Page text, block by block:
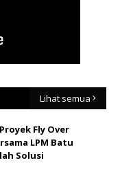
Lihat semua
Fly Over
LPM Batu
Solusi